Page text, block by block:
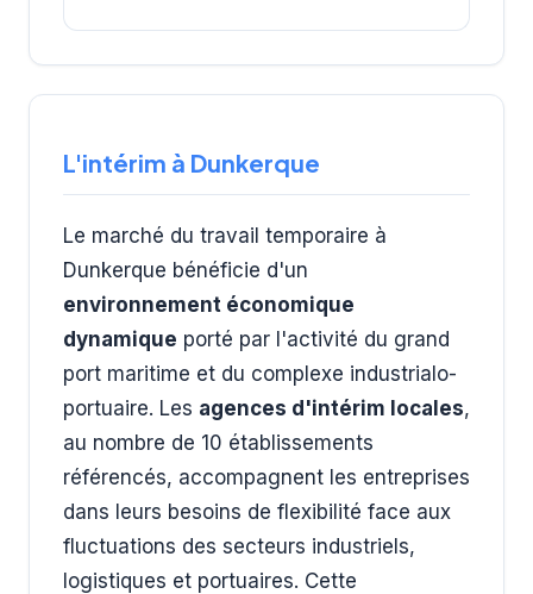
L'intérim à Dunkerque
Le marché du travail temporaire à
Dunkerque bénéficie d'un
environnement économique
dynamique porté par l'activité du grand
port maritime et du complexe industrialo-
portuaire. Les agences d'intérim locales,
au nombre de 10 établissements
référencés, accompagnent les entreprises
dans leurs besoins de flexibilité face aux
fluctuations des secteurs industriels,
logistiques et portuaires. Cette